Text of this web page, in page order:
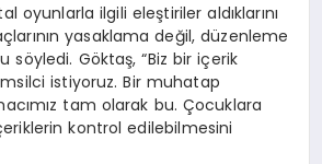
oyunlarla ilgili eleştiriler aldıklarını
yasaklama değil, düzenleme
söyledi. Göktaş, “Biz bir içerik
istiyoruz. Bir muhatap
tam olarak bu. Çocuklara
kontrol edilebilmesini